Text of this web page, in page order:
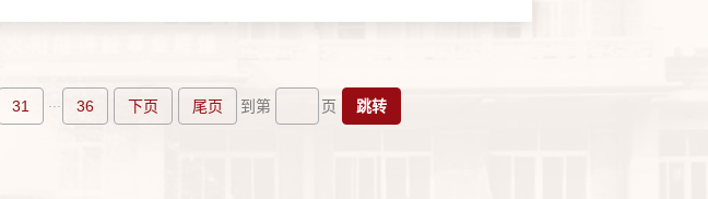
31 36 下页 尾页 到第 页 跳转